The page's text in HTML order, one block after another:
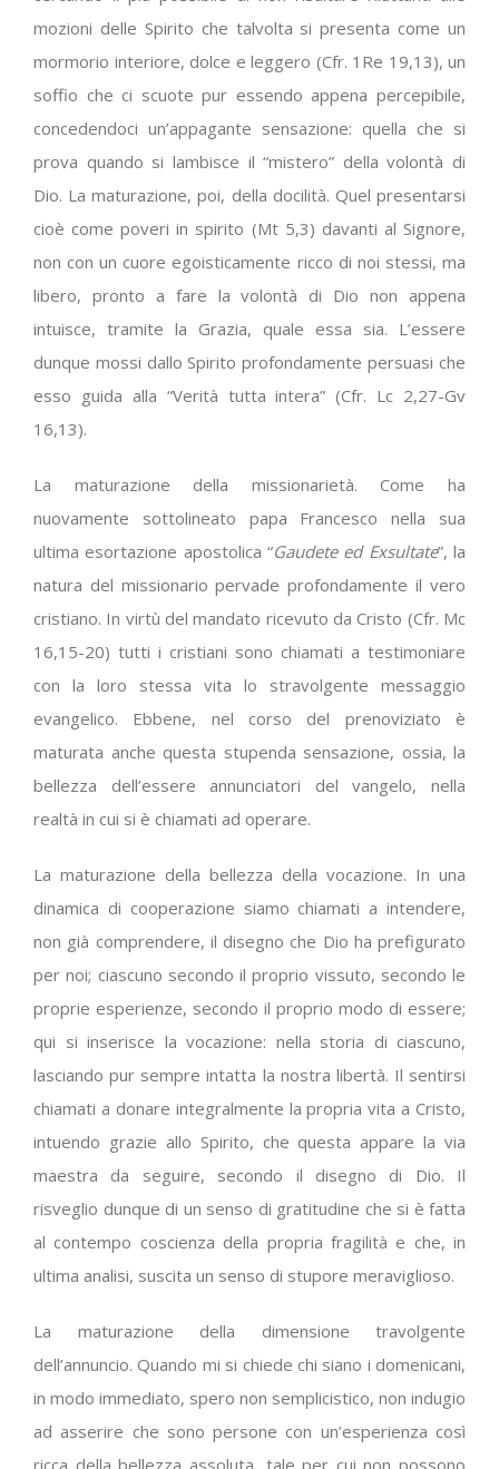
mozioni delle Spirito che talvolta si presenta come un
mormorio interiore, dolce e leggero (Cfr. 1Re 19,13), un
soffio che ci scuote pur essendo appena percepibile,
concedendoci un’appagante sensazione: quella che si
prova quando si lambisce il “mistero” della volontà di
Dio. La maturazione, poi, della docilità. Quel presentarsi
cioè come poveri in spirito (Mt 5,3) davanti al Signore,
non con un cuore egoisticamente ricco di noi stessi, ma
libero, pronto a fare la volontà di Dio non appena
intuisce, tramite la Grazia, quale essa sia. L’essere
dunque mossi dallo Spirito profondamente persuasi che
esso guida alla “Verità tutta intera” (Cfr. Lc 2,27-Gv
16,13).
La maturazione della missionarietà. Come ha
nuovamente sottolineato papa Francesco nella sua
ultima esortazione apostolica “Gaudete ed Exsultate”, la
natura del missionario pervade profondamente il vero
cristiano. In virtù del mandato ricevuto da Cristo (Cfr. Mc
16,15-20) tutti i cristiani sono chiamati a testimoniare
con la loro stessa vita lo stravolgente messaggio
evangelico. Ebbene, nel corso del prenoviziato è
maturata anche questa stupenda sensazione, ossia, la
bellezza dell’essere annunciatori del vangelo, nella
realtà in cui si è chiamati ad operare.
La maturazione della bellezza della vocazione. In una
dinamica di cooperazione siamo chiamati a intendere,
non già comprendere, il disegno che Dio ha prefigurato
per noi; ciascuno secondo il proprio vissuto, secondo le
proprie esperienze, secondo il proprio modo di essere;
qui si inserisce la vocazione: nella storia di ciascuno,
lasciando pur sempre intatta la nostra libertà. Il sentirsi
chiamati a donare integralmente la propria vita a Cristo,
intuendo grazie allo Spirito, che questa appare la via
maestra da seguire, secondo il disegno di Dio. Il
risveglio dunque di un senso di gratitudine che si è fatta
al contempo coscienza della propria fragilità e che, in
ultima analisi, suscita un senso di stupore meraviglioso.
La maturazione della dimensione travolgente
dell’annuncio. Quando mi si chiede chi siano i domenicani,
in modo immediato, spero non semplicistico, non indugio
ad asserire che sono persone con un’esperienza così
ricca della bellezza assoluta, tale per cui non possono